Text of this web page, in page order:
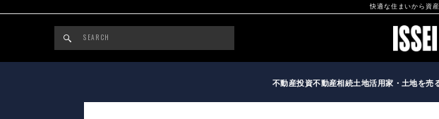
快適な住まいから資
不動産投資不動産相続土地活用家・土地を売